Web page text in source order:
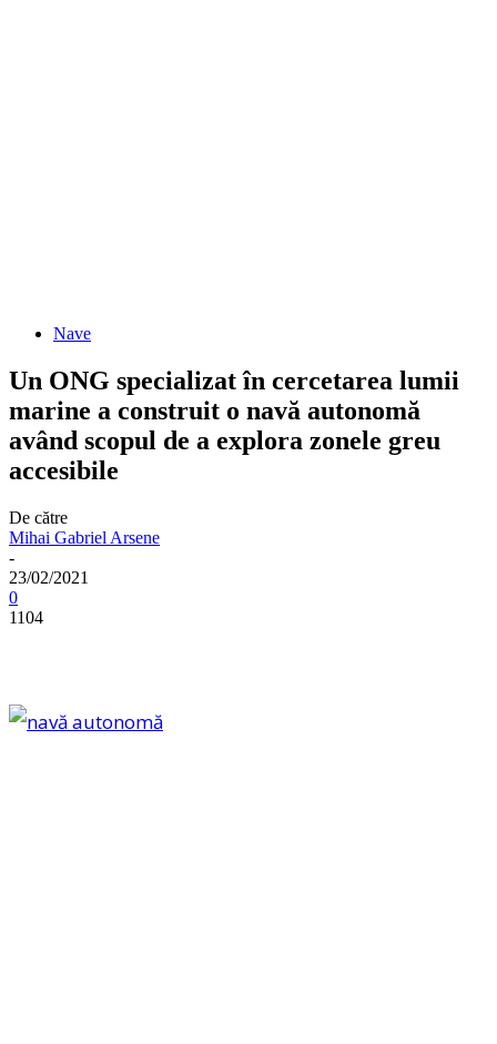
Nave
Un ONG specializat în cercetarea lumii
marine a construit o navă autonomă
având scopul de a explora zonele greu
accesibile
De către
Mihai Gabriel Arsene
-
23/02/2021
0
1104